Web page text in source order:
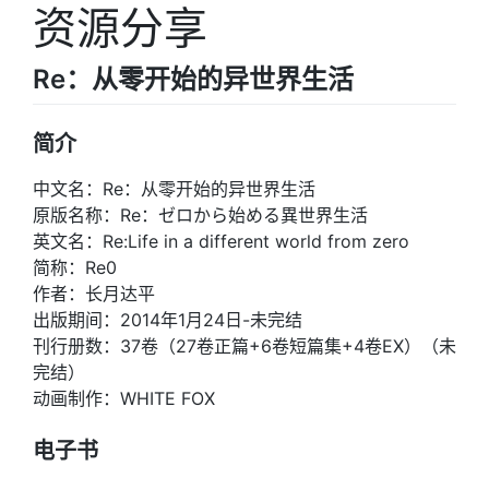
资源分享
Re：从零开始的异世界生活
简介
中文名：Re：从零开始的异世界生活
原版名称：Re：ゼロから始める異世界生活
英文名：Re:Life in a different world from zero
简称：Re0
作者：长月达平
出版期间：2014年1月24日-未完结
刊行册数：37卷（27卷正篇+6卷短篇集+4卷EX）（未
完结）
动画制作：WHITE FOX
电子书